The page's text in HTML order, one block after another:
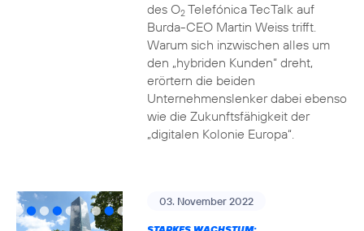
des O2Telefónica TecTalk auf
Burda-CEO Martin Weiss trifft.
Warum sich inzwischen alles um
den „hybriden Kunden“ dreht,
erörtern die beiden
Unternehmenslenker dabei ebenso
wie die Zukunftsfähigkeit der
„digitalen Kolonie Europa“.
03. November 2022